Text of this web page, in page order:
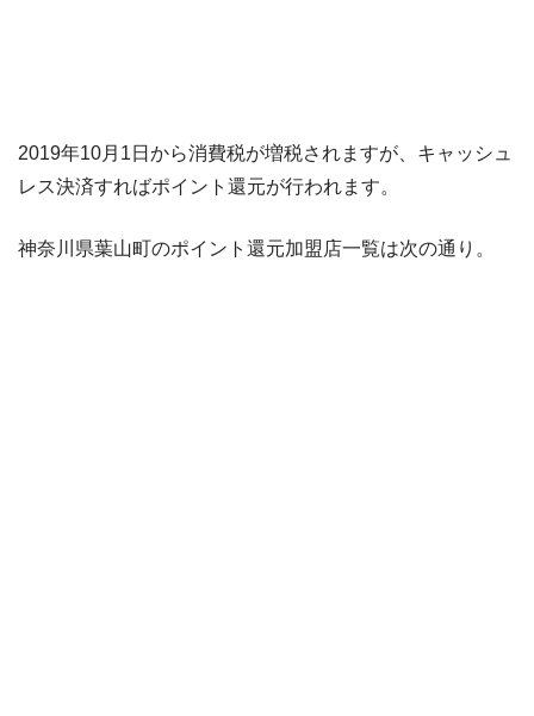
2019年10月1日から消費税が増税されますが、キャッシュ
レス決済すればポイント還元が行われます。
神奈川県葉山町のポイント還元加盟店一覧は次の通り。